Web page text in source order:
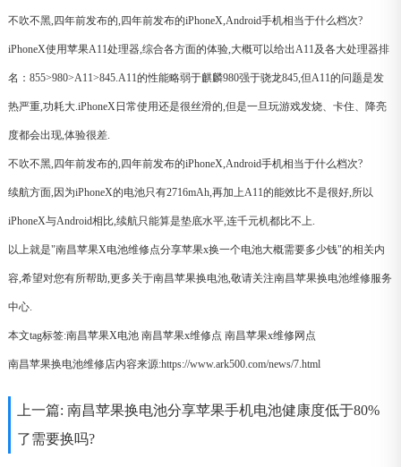
不吹不黑,四年前发布的,四年前发布的iPhoneX,Android手机相当于什么档次?
iPhoneX使用苹果A11处理器,综合各方面的体验,大概可以给出A11及各大处理器排
名：855>980>A11>845.A11的性能略弱于麒麟980强于骁龙845,但A11的问题是发
热严重,功耗大.iPhoneX日常使用还是很丝滑的,但是一旦玩游戏发烧、卡住、降亮
度都会出现,体验很差.
不吹不黑,四年前发布的,四年前发布的iPhoneX,Android手机相当于什么档次?
续航方面,因为iPhoneX的电池只有2716mAh,再加上A11的能效比不是很好,所以
iPhoneX与Android相比,续航只能算是垫底水平,连千元机都比不上.
以上就是"南昌苹果X电池维修点分享苹果x换一个电池大概需要多少钱"的相关内
容,希望对您有所帮助,更多关于南昌苹果换电池,敬请关注南昌苹果换电池维修服务
中心.
本文tag标签:南昌苹果X电池 南昌苹果x维修点 南昌苹果x维修网点
南昌苹果换电池维修店内容来源:https://www.ark500.com/news/7.html
上一篇: 南昌苹果换电池分享苹果手机电池健康度低于80%
了需要换吗?